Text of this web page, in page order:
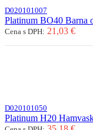
D020101007
Platinum BO40 Barna
Cena s DPH: 21,03 €
D020101050
Platinum H20